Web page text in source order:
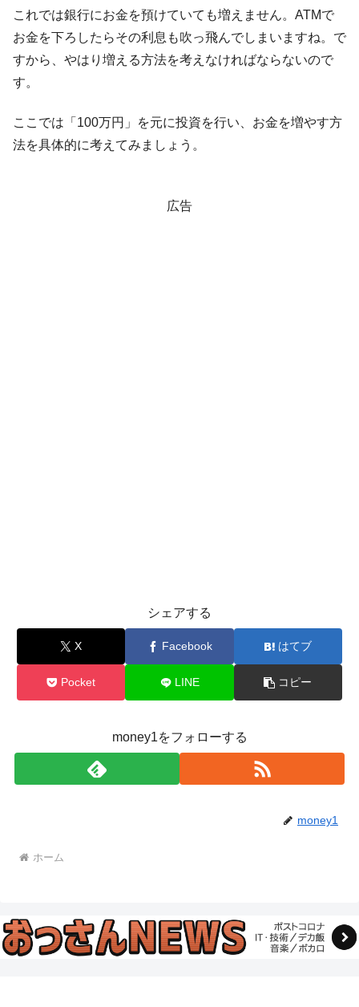
これでは銀行にお金を預けていても増えません。ATMで
お金を下ろしたらその利息も吹っ飛んでしまいますね。で
すから、やはり増える方法を考えなければならないので
す。
ここでは「100万円」を元に投資を行い、お金を増やす方
法を具体的に考えてみましょう。
広告
シェアする
X Facebook はてブ
Pocket LINE コピー
money1をフォローする
money1
ホーム